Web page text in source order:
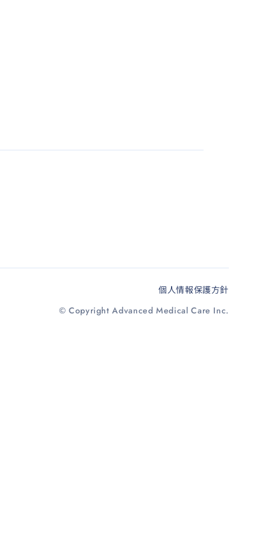
個人情報保護方針
© Copyright Advanced Medical Care Inc.